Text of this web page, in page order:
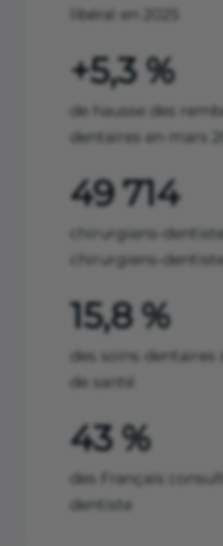
libéral en 2025
+5,3 %
de hausse des
dentaires en mars
49 714
chirurgiens-
chirurgiens-
15,8 %
des soins dentaires
de santé
43 %
des Français
dentiste